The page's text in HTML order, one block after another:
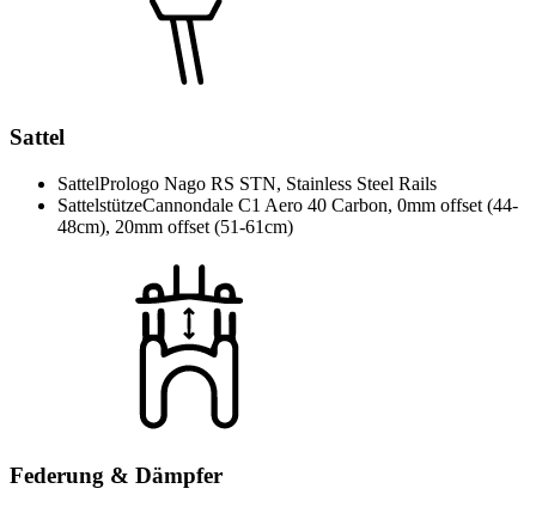
Sattel
SattelPrologo Nago RS STN, Stainless Steel Rails
SattelstützeCannondale C1 Aero 40 Carbon, 0mm offset (44-
48cm), 20mm offset (51-61cm)
Federung & Dämpfer